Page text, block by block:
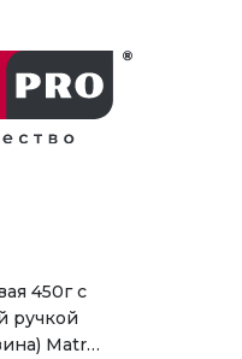
450г с
ручкой
Matr…